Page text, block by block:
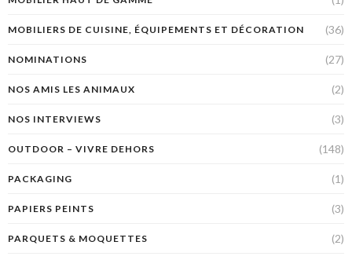
MOBILIERS DE CUISINE, ÉQUIPEMENTS ET DÉCORATION (36)
NOMINATIONS (27)
NOS AMIS LES ANIMAUX (2)
NOS INTERVIEWS (3)
OUTDOOR – VIVRE DEHORS (148)
PACKAGING (1)
PAPIERS PEINTS (3)
PARQUETS & MOQUETTES (2)